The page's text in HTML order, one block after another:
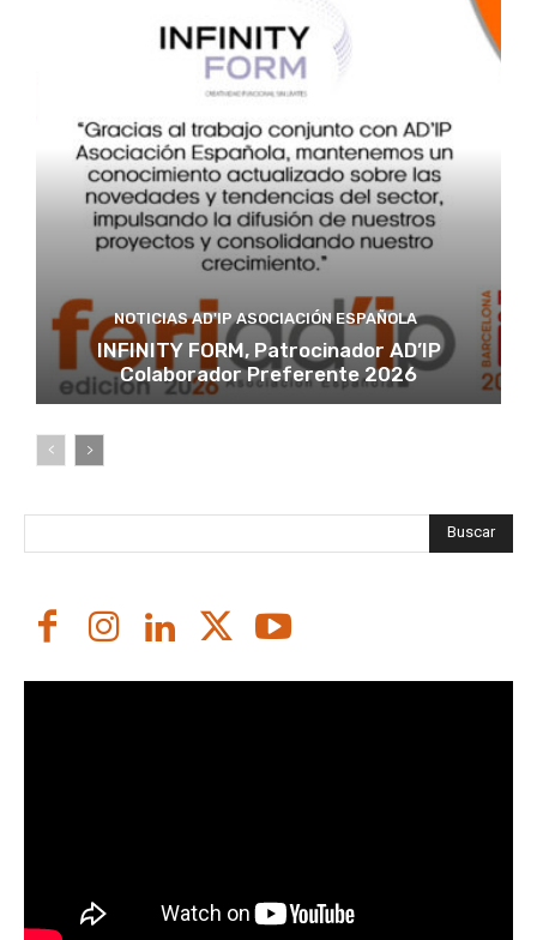
NOTICIAS AD'IP ASOCIACIÓN ESPAÑOLA
INFINITY FORM, Patrocinador AD’IP
Colaborador Preferente 2026
Buscar